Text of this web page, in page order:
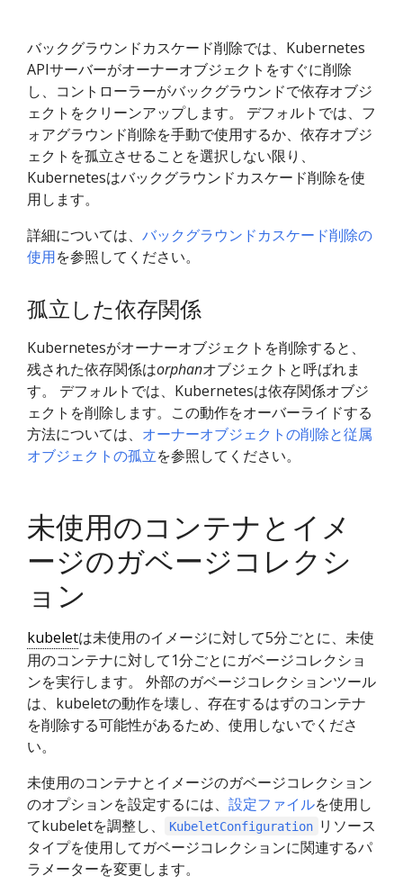
バックグラウンドカスケード削除では、Kubernetes
APIサーバーがオーナーオブジェクトをすぐに削除
し、コントローラーがバックグラウンドで依存オブジ
ェクトをクリーンアップします。 デフォルトでは、フ
ォアグラウンド削除を手動で使用するか、依存オブジ
ェクトを孤立させることを選択しない限り、
Kubernetesはバックグラウンドカスケード削除を使
用します。
詳細については、 バックグラウンドカスケード削除の
使用を参照してください。
孤立した依存関係
Kubernetesがオーナーオブジェクトを削除すると、
残された依存関係はorphanオブジェクトと呼ばれま
す。 デフォルトでは、Kubernetesは依存関係オブジ
ェクトを削除します。この動作をオーバーライドする
方法については、 オーナーオブジェクトの削除と従属
オブジェクトの孤立を参照してください。
未使用のコンテナとイメ
ージのガベージコレクシ
ョン
kubeletは未使用のイメージに対して5分ごとに、未使
用のコンテナに対して1分ごとにガベージコレクショ
ンを実行します。 外部のガベージコレクションツール
は、kubeletの動作を壊し、存在するはずのコンテナ
を削除する可能性があるため、使用しないでくださ
い。
未使用のコンテナとイメージのガベージコレクション
のオプションを設定するには、 設定ファイルを使用し
てkubeletを調整し、
KubeletConfiguration リソース
タイプを使用してガベージコレクションに関連するパ
ラメーターを変更します。